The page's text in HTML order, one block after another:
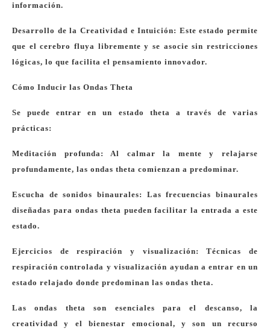
información.
Desarrollo de la Creatividad e Intuición: Este estado permite
que el cerebro fluya libremente y se asocie sin restricciones
lógicas, lo que facilita el pensamiento innovador.
Cómo Inducir las Ondas Theta
Se puede entrar en un estado theta a través de varias
prácticas:
Meditación profunda: Al calmar la mente y relajarse
profundamente, las ondas theta comienzan a predominar.
Escucha de sonidos binaurales: Las frecuencias binaurales
diseñadas para ondas theta pueden facilitar la entrada a este
estado.
Ejercicios de respiración y visualización: Técnicas de
respiración controlada y visualización ayudan a entrar en un
estado relajado donde predominan las ondas theta.
Las ondas theta son esenciales para el descanso, la
creatividad y el bienestar emocional, y son un recurso